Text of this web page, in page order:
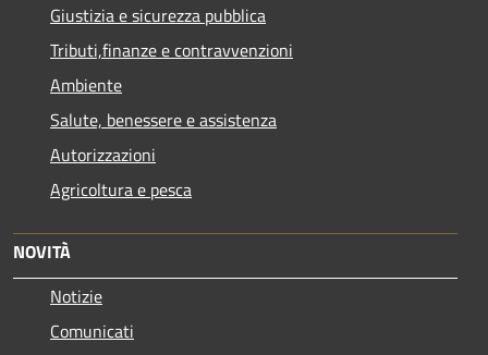
Giustizia e sicurezza pubblica
Tributi,finanze e contravvenzioni
Ambiente
Salute, benessere e assistenza
Autorizzazioni
Agricoltura e pesca
NOVITÀ
Notizie
Comunicati